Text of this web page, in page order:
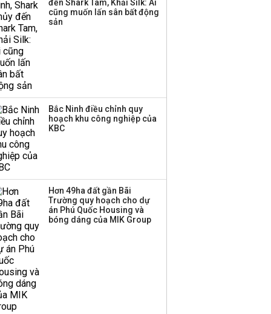
Thị trường thường
đến Shark Tam, Khải Silk: Ai
cũng muốn lấn sân bất động
sản
Bắc Ninh điều chỉnh quy
hoạch khu công nghiệp của
KBC
Hơn 49ha đất gần Bãi
Trường quy hoạch cho dự
án Phú Quốc Housing và
bóng dáng của MIK Group